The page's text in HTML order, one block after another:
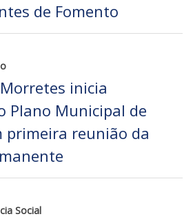
de Fomento
inicia
Plano Municipal de
primeira reunião da
Social